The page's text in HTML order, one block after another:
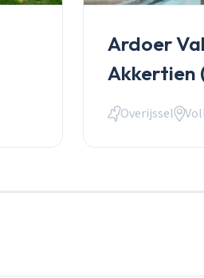
Ardoer
Akkertien
Overijssel
Wachtwoord
Gegevens
Inloggen
Zoeken